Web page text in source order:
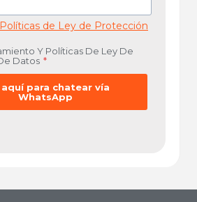
de Ley de Protección
Y Políticas De Ley De
Datos *
aquí para chatear vía
WhatsApp